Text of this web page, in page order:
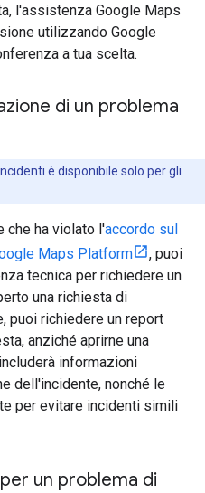
l'assistenza Google Maps
utilizzando Google
a tua scelta.
di un problema
è disponibile solo per gli
che ha violato l'accordo sul
Maps Platform
, puoi
tecnica per richiedere un
una richiesta di
puoi richiedere un report
anziché aprirne una
informazioni
dell'incidente, nonché le
per evitare incidenti simili
un problema di